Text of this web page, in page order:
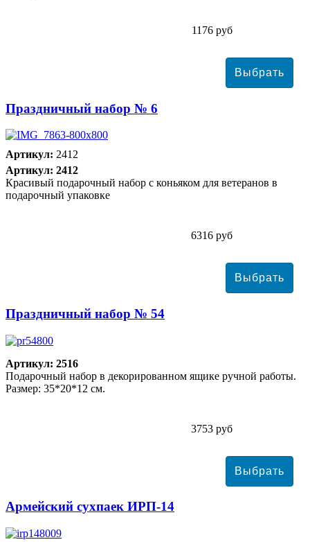
1176 руб
Праздничный набор № 6
Артикул: 2412
Артикул: 2412
Красивый подарочный набор с коньяком для ветеранов в
подарочный упаковке
6316 руб
Праздничный набор № 54
Артикул: 2516
Подарочный набор в декорированном ящике ручной работы.
Размер: 35*20*12 см.
3753 руб
Армейский сухпаек ИРП-14